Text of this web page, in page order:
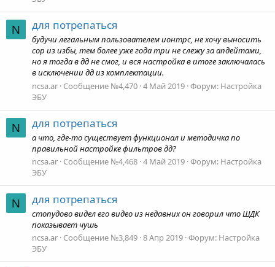
N для потрепаться
будучи легальным пользователем ионтрс, не хочу выносить
сор из избы, тем более уже года три не слежу за апдейтами,
но я тогда в дд не смог, и вся настройка в итоге заключалась
в исключении дд из комплектации.
ncsa.ar Сообщение №4,470 4 Май 2019 Форум: Настройка
ЭБУ
N для потрепаться
а что, где-то существует функционал и методичка по
правильной настройке фильтров дд?
ncsa.ar Сообщение №4,468 4 Май 2019 Форум: Настройка
ЭБУ
N для потрепаться
стопудово видел его видео из недавних он говорил что ШДК
показывает чушь
ncsa.ar Сообщение №3,849 8 Апр 2019 Форум: Настройка
ЭБУ